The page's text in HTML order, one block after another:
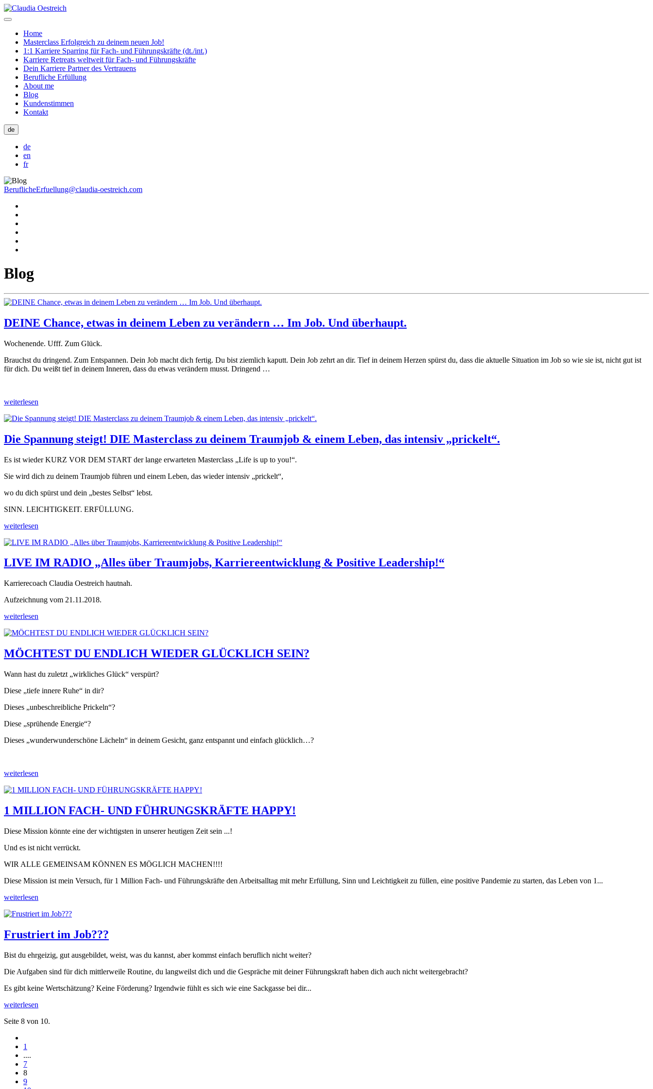
Home
Masterclass Erfolgreich zu deinem neuen Job!
1:1 Karriere Sparring für Fach- und Führungskräfte (dt./int.)
Karriere Retreats weltweit für Fach- und Führungskräfte
Dein Karriere Partner des Vertrauens
Berufliche Erfüllung
About me
Blog
Kundenstimmen
Kontakt
de
de
en
fr
BeruflicheErfuellung@claudia-oestreich.com
Blog
DEINE Chance, etwas in deinem Leben zu verändern … Im Job. Und überhaupt.
Wochenende. Ufff. Zum Glück.
Brauchst du dringend. Zum Entspannen. Dein Job macht dich fertig. Du bist ziemlich kaputt. Dein Job zehrt an dir. Tief in deinem Herzen spürst du, dass die aktuelle Situation im Job so wie sie ist, nicht gut ist
für dich. Du weißt tief in deinem Inneren, dass du etwas verändern musst. Dringend …
weiterlesen
Die Spannung steigt! DIE Masterclass zu deinem Traumjob & einem Leben, das intensiv „prickelt“.
Es ist wieder KURZ VOR DEM START der lange erwarteten Masterclass „Life is up to you!“.
Sie wird dich zu deinem Traumjob führen und einem Leben, das wieder intensiv „prickelt“,
wo du dich spürst und dein „bestes Selbst“ lebst.
SINN. LEICHTIGKEIT. ERFÜLLUNG.
weiterlesen
LIVE IM RADIO „Alles über Traumjobs, Karriereentwicklung & Positive Leadership!“
Karrierecoach Claudia Oestreich hautnah.
Aufzeichnung vom 21.11.2018.
weiterlesen
MÖCHTEST DU ENDLICH WIEDER GLÜCKLICH SEIN?
Wann hast du zuletzt „wirkliches Glück“ verspürt?
Diese „tiefe innere Ruhe“ in dir?
Dieses „unbeschreibliche Prickeln“?
Diese „sprühende Energie“?
Dieses „wunderwunderschöne Lächeln“ in deinem Gesicht, ganz entspannt und einfach glücklich…?
weiterlesen
1 MILLION FACH- UND FÜHRUNGSKRÄFTE HAPPY!
Diese Mission könnte eine der wichtigsten in unserer heutigen Zeit sein ...!
Und es ist nicht verrückt.
WIR ALLE GEMEINSAM KÖNNEN ES MÖGLICH MACHEN!!!!
Diese Mission ist mein Versuch, für 1 Million Fach- und Führungskräfte den Arbeitsalltag mit mehr Erfüllung, Sinn und Leichtigkeit zu füllen, eine positive Pandemie zu starten, das Leben von 1...
weiterlesen
Frustriert im Job???
Bist du ehrgeizig, gut ausgebildet, weist, was du kannst, aber kommst einfach beruflich nicht weiter?
Die Aufgaben sind für dich mittlerweile Routine, du langweilst dich und die Gespräche mit deiner Führungskraft haben dich auch nicht weitergebracht?
Es gibt keine Wertschätzung? Keine Förderung? Irgendwie fühlt es sich wie eine Sackgasse bei dir...
weiterlesen
Seite 8 von 10.
1
....
7
8
9